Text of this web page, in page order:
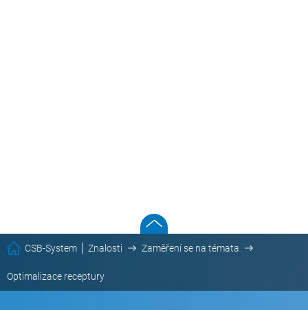
CSB-System Znalosti Zaměření se na témata
Optimalizace receptury